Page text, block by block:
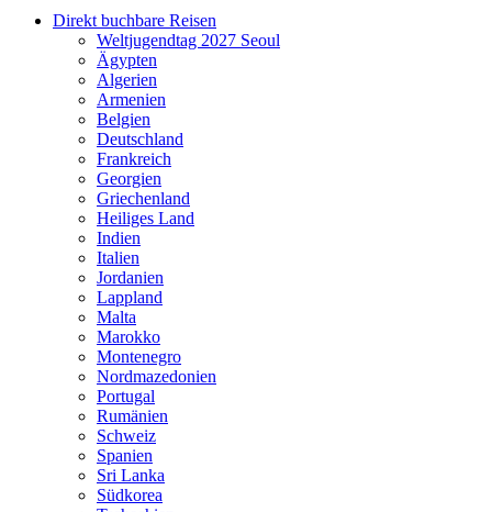
Direkt buchbare Reisen
Welt­jugendtag 2027 Seoul
Ägypten
Algerien
Armenien
Belgien
Deutschland
Frankreich
Georgien
Griechenland
Heiliges Land
Indien
Italien
Jordanien
Lappland
Malta
Marokko
Montenegro
Nordmazedonien
Portugal
Rumänien
Schweiz
Spanien
Sri Lanka
Südkorea